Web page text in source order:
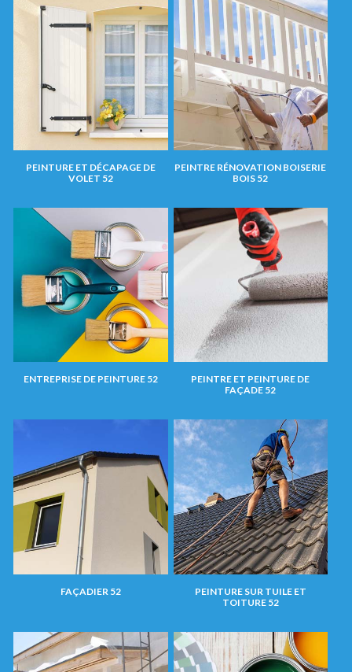
PEINTURE ET DÉCAPAGE DE
VOLET 52
PEINTRE RÉNOVATION BOISERIE
BOIS 52
ENTREPRISE DE PEINTURE 52
PEINTRE ET PEINTURE DE
FAÇADE 52
FAÇADIER 52
PEINTURE SUR TUILE ET
TOITURE 52